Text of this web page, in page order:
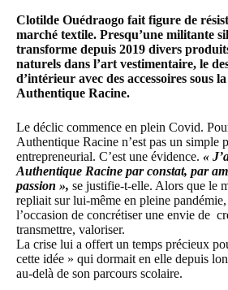
Clotilde Ouédraogo fait figure de
marché textile. Presqu’une militante
transforme depuis 2019 divers
naturels dans l’art vestimentaire, le
d’intérieur avec des accessoires sous
Authentique Racine.
Le déclic commence en plein Covid.
Authentique Racine n’est pas un simple
entrepreneurial. C’est une évidence. «
Authentique Racine par constat, par
passion », se justifie-t-elle. Alors que le
repliait sur lui-même en pleine
l’occasion de concrétiser une envie de
transmettre, valoriser.
La crise lui a offert un temps précieux
cette idée » qui dormait en elle depuis
au-delà de son parcours scolaire.